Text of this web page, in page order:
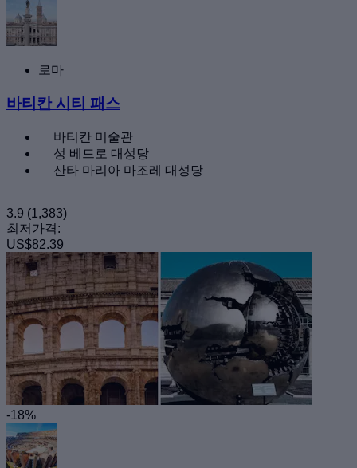
로마
바티칸 시티 패스
바티칸 미술관
성 베드로 대성당
산타 마리아 마조레 대성당
3.9 (1,383)
최저가격:
US$82.39
-18%